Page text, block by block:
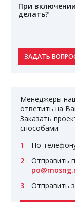
При
делать?
ЗАДАТЬ
Менеджеры
ответить на
Заказать
способами:
По
Отправить
Отправить